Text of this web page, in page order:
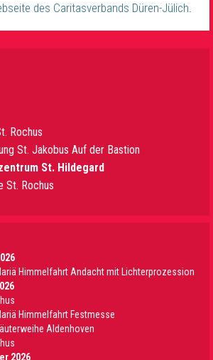
des Caritasverbands Düren-Jülich.
Rochus
St. Jakobus Auf der Bastion
St. Hildegard
St. Rochus
Himmelfahrt Andacht mit Lichterprozession
Himmelfahrt Festmesse
Aldenhoven
2026